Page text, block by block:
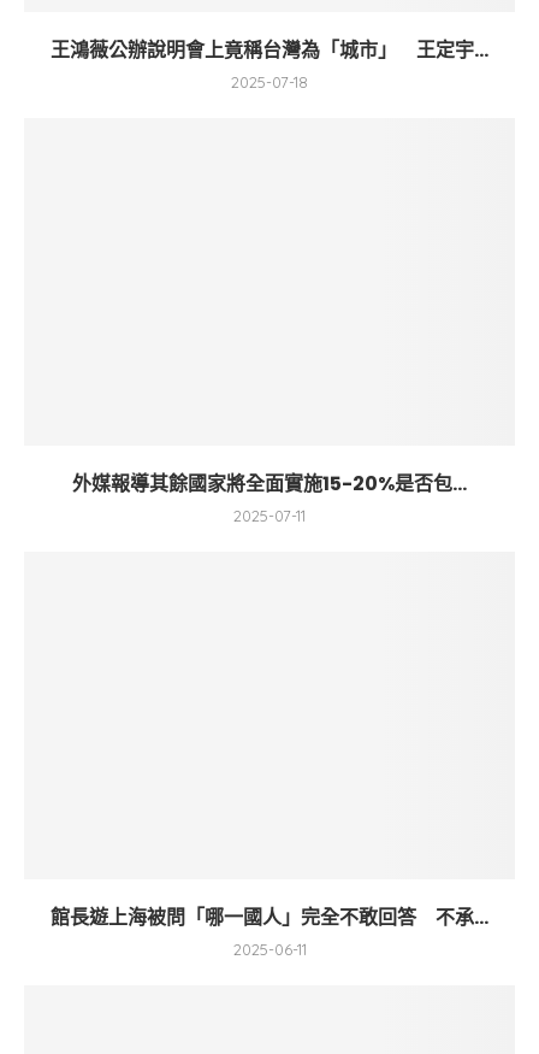
王鴻薇公辦說明會上竟稱台灣為「城市」 王定宇...
2025-07-18
外媒報導其餘國家將全面實施15-20%是否包...
2025-07-11
館長遊上海被問「哪一國人」完全不敢回答 不承...
2025-06-11